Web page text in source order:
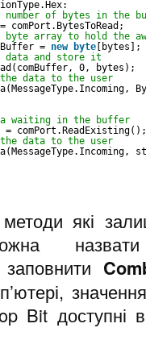
of bytes in the
comPort.BytesToRead;
byte array to hold the
= new byte [bytes];
data and store it
0, bytes);
data to the user
waiting in the buffer
comPort.ReadExisting();
data to the user
які
Bit доступні